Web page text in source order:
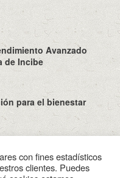
Avanzado
de Incibe
para el bienestar
con fines estadísticos
clientes. Puedes